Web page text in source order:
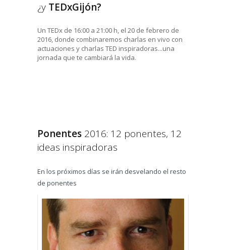
¿y TEDxGijón?
Un TEDx de 16:00 a 21:00 h, el 20 de febrero de
2016, donde combinaremos charlas en vivo con
actuaciones y charlas TED inspiradoras...una
jornada que te cambiará la vida.
Ponentes 2016: 12 ponentes, 12
ideas inspiradoras
En los próximos días se irán desvelando el resto
de ponentes